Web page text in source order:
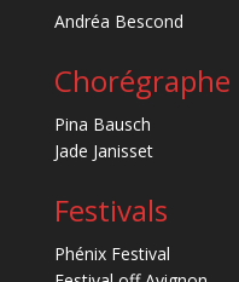
Andréa Bescond
Chorégraphe
Pina Bausch
Jade Janisset
Festivals
Phénix Festival